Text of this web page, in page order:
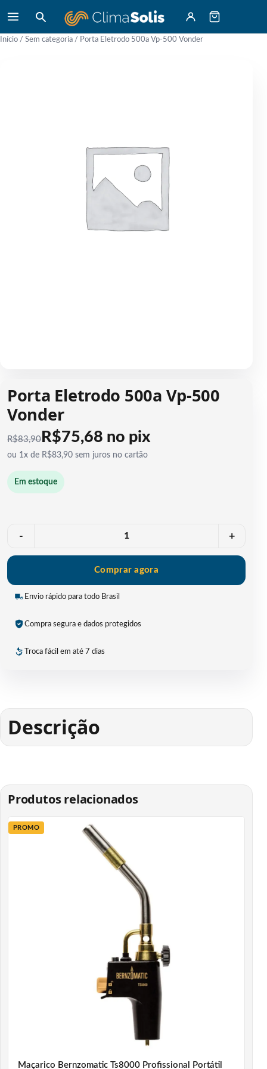
Início / Sem categoria / Porta Eletrodo 500a Vp-500 Vonder
Porta Eletrodo 500a Vp-500
Vonder
R$83,90 R$75,68 no pix
ou 1x de R$83,90 sem juros no cartão
Em estoque
- +
Comprar agora
Envio rápido para todo Brasil
Compra segura e dados protegidos
Troca fácil em até 7 dias
Descrição
Produtos relacionados
PROMO
Maçarico Bernzomatic Ts8000 Profissional Portátil